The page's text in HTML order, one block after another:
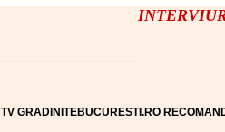
TV GRADINITEBUCURESTI.RO